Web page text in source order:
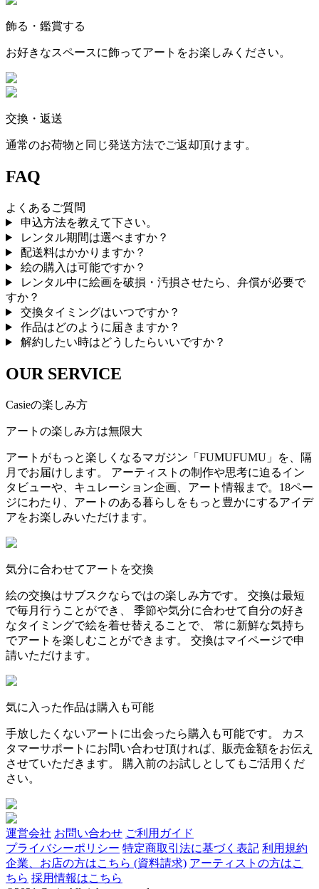
飾る・鑑賞する
お好きなスペースに飾ってアートをお楽しみください。
交換・返送
通常のお荷物と同じ発送方法でご返却頂けます。
FAQ
よくあるご質問
申込方法を教えて下さい。
レンタル期間は選べますか？
配送料はかかりますか？
絵の購入は可能ですか？
レンタル中に絵画を破損・汚損させたら、弁償が必要で
すか？
交換タイミングはいつですか？
作品はどのように届きますか？
解約したい時はどうしたらいいですか？
OUR SERVICE
Casieの楽しみ方
アートの楽しみ方は無限大
アートがもっと楽しくなるマガジン「FUMUFUMU」を、隔
月でお届けします。 アーティストの制作や思考に迫るイン
タビューや、キュレーション企画、アート情報まで。18ペー
ジにわたり、アートのある暮らしをもっと豊かにするアイデ
アをお楽しみいただけます。
気分に合わせてアートを交換
絵の交換はサブスクならではの楽しみ方です。 交換は最短
で毎月行うことができ、 季節や気分に合わせて自分の好き
なタイミングで絵を着せ替えることで、 常に新鮮な気持ち
でアートを楽しむことができます。 交換はマイページで申
請いただけます。
気に入った作品は購入も可能
手放したくないアートに出会ったら購入も可能です。 カス
タマーサポートにお問い合わせ頂ければ、販売金額をお伝え
させていただきます。 購入前のお試しとしてもご活用くだ
さい。
運営会社 お問い合わせ ご利用ガイド
プライバシーポリシー 特定商取引法に基づく表記 利用規約
企業、お店の方はこちら (資料請求) アーティストの方はこ
ちら 採用情報はこちら